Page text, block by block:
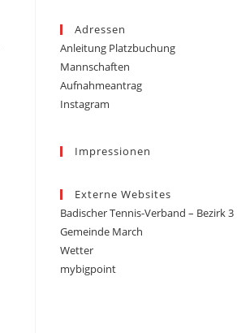
Adressen
Anleitung Platzbuchung
Mannschaften
Aufnahmeantrag
Instagram
Impressionen
Externe Websites
Badischer Tennis-Verband – Bezirk 3
Gemeinde March
Wetter
mybigpoint